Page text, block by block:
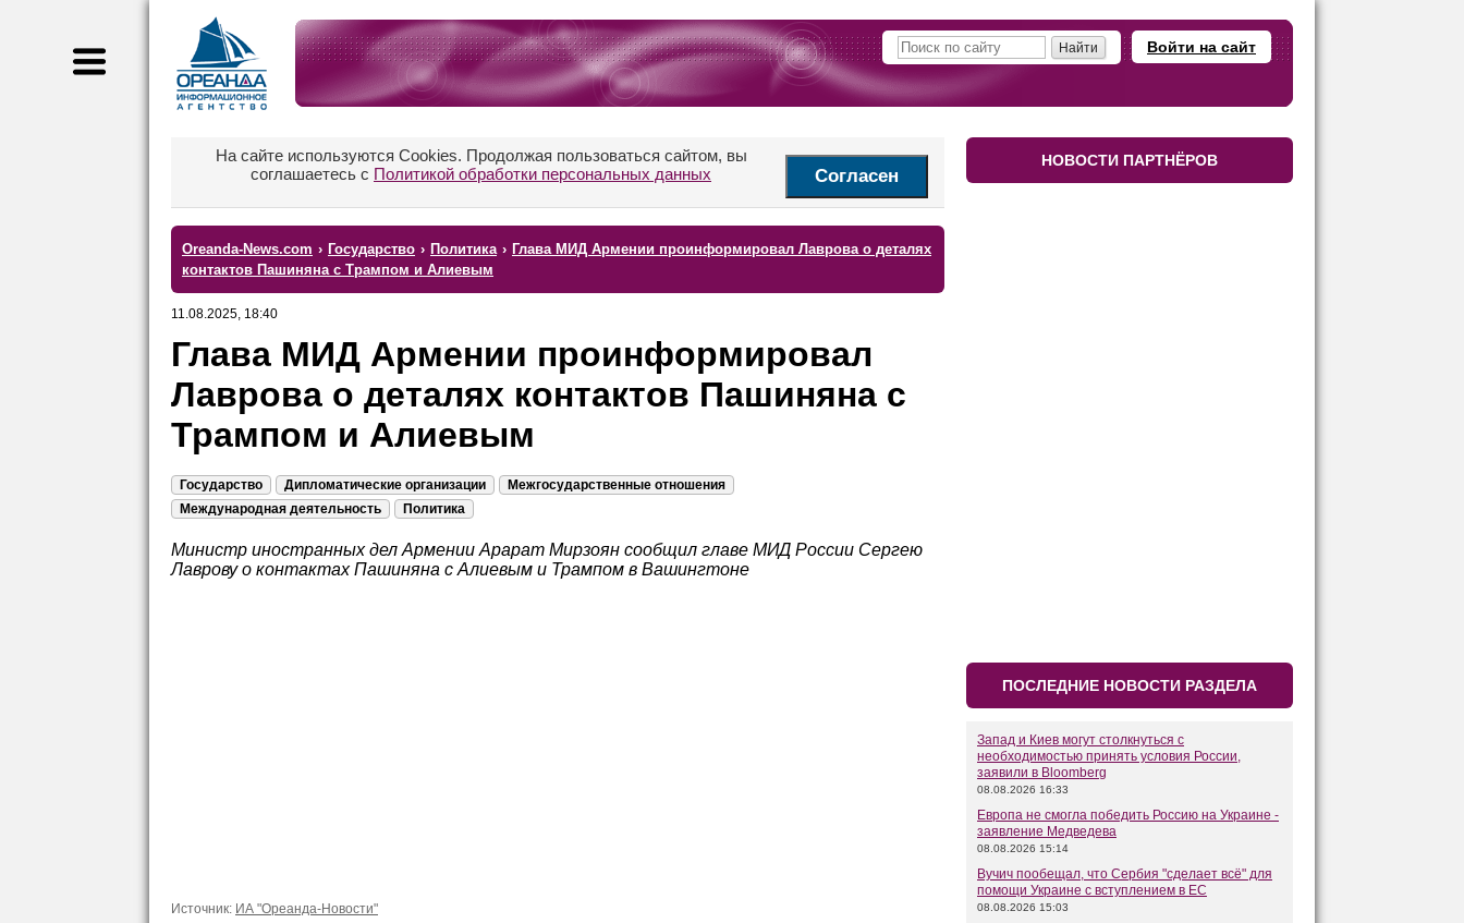
Войти на сайт
На сайте используются Cookies. Продолжая пользоваться сайтом, вы
соглашаетесь с Политикой обработки персональных данных Согласен
Oreanda-News.com › Государство › Политика › Глава МИД Армении проинформировал Лаврова о деталях
контактов Пашиняна с Трампом и Алиевым
11.08.2025, 18:40
Глава МИД Армении проинформировал
Лаврова о деталях контактов Пашиняна с
Трампом и Алиевым
Государство Дипломатические организации
Межгосударственные отношения
Международная деятельность
Политика
Министр иностранных дел Армении Арарат Мирзоян сообщил главе МИД России Сергею
Лаврову о контактах Пашиняна с Алиевым и Трампом в Вашингтоне
Источник: ИА "Ореанда-Новости"
НОВОСТИ ПАРТНЁРОВ
ПОСЛЕДНИЕ НОВОСТИ РАЗДЕЛА
Запад и Киев могут столкнуться с
необходимостью принять условия России,
заявили в Bloomberg
08.08.2026 16:33
Европа не смогла победить Россию на Украине -
заявление Медведева
08.08.2026 15:14
Вучич пообещал, что Сербия "сделает всё" для
помощи Украине с вступлением в ЕС
08.08.2026 15:03